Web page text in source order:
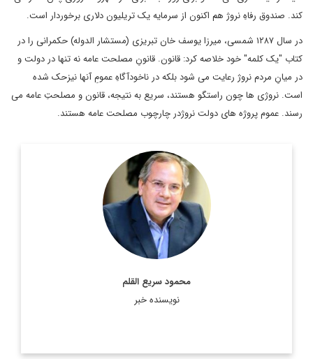
کند. صندوق رفاهِ نروژ هم اکنون از سرمایه یک تریلیون دلاری برخوردار است.
در سال ۱۲۸۷ شمسی، میرزا یوسف خان تبریزی (مستشار الدوله) حکمرانی را در
کتاب "یک کلمه" خود خلاصه کرد: قانون. قانونِ مصلحت عامه نه تنها در دولت و
در میانِ مردم نروژ رعایت می شود بلکه در ناخودآگاهِ عمومِ آنها نیزحک شده
است. نروژی ها چون راستگو هستند، سریع به نتیجه، قانون و مصلحتِ عامه می
رسند. عموم پروژه های دولت نروژدر چارچوب مصلحت عامه هستند.
محمود سریع القلم
نویسنده خبر
عضو هیئت علمی و استاد دانشگاه شهید بهشتی و کارشناس ارشد
روابط بین‌الملل.
اطلاعات بیشتر